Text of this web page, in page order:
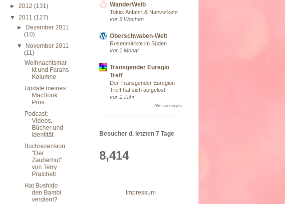
► 2012 (131)
▼ 2011 (127)
►
Dezember 2011
(10)
▼
November 2011
(11)
Weihnachtsmar
kt und Farahs
Kolumne
Update meines
MacBook
Pros
Podcast:
Videos,
Bücher und
Identität
Buchrezension:
"Der
Zauberhut"
von Terry
Pratchett
Hat Bushido
den Bambi
verdient?
WanderWeib
Tokio: Anfahrt & Nahverkehr
vor 5 Wochen
Oberschwaben-Welt
Rosenmärkte im Süden
vor 1 Monat
Transgender Euregio
Treff
Der Transgender Euregion
Treff hat sich aufgelöst
vor 1 Jahr
Alle anzeigen
Besucher d. letzten 7 Tage
8,414
Impressum